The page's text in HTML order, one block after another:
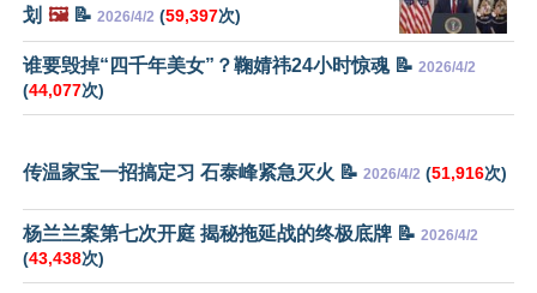
划 🖼️📝 2026/4/2 (59,397次)
谁要毁掉“四千年美女”？鞠婧祎24小时惊魂 📝 2026/4/2
(44,077次)
传温家宝一招搞定习 石泰峰紧急灭火 📝 2026/4/2 (51,916次)
杨兰兰案第七次开庭 揭秘拖延战的终极底牌 📝 2026/4/2
(43,438次)